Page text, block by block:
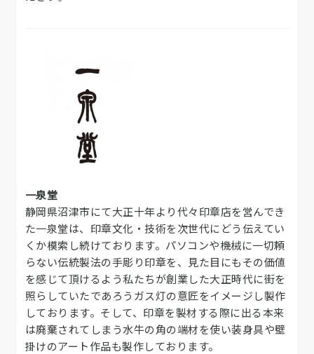
一泉堂
静岡県沼津市にて大正十年より代々印章店を営んでき
た一泉堂は、印章文化・技術を次世代にどう伝えてい
くか模索し続けております。パソコンや機械に一切頼
らない伝統製法の手彫り印章を、見た目にもその価値
を感じて頂けるよう私たちが創業した大正時代に街を
照らしていたであろうガス灯の意匠をイメージし製作
しております。そして、印章を製材する際に出る本来
は廃棄されてしまう水牛の角の端材を使い装身具や壁
掛けのアート作品も製作しております。